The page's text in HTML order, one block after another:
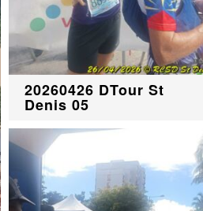
20260426 DTour St
Denis 05